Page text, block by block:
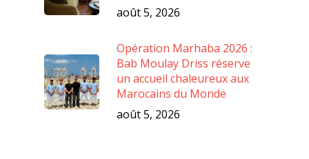
août 5, 2026
Opération Marhaba 2026 :
Bab Moulay Driss réserve
un accueil chaleureux aux
Marocains du Monde
août 5, 2026